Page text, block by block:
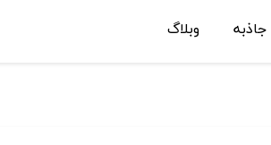
جاذبه وبلاگ